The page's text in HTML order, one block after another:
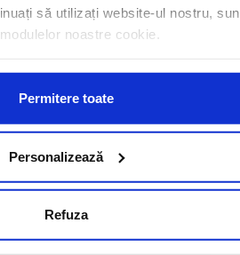
să utilizați website-ul nostru,
noastre cookie.
Permitere toate
Personalizează
Refuza
PERISOR
PETROSANI
PISCU VECHI
PITESTI
PODARI
POIANA MARE
RAST
REGHIN
RM. VALCEA